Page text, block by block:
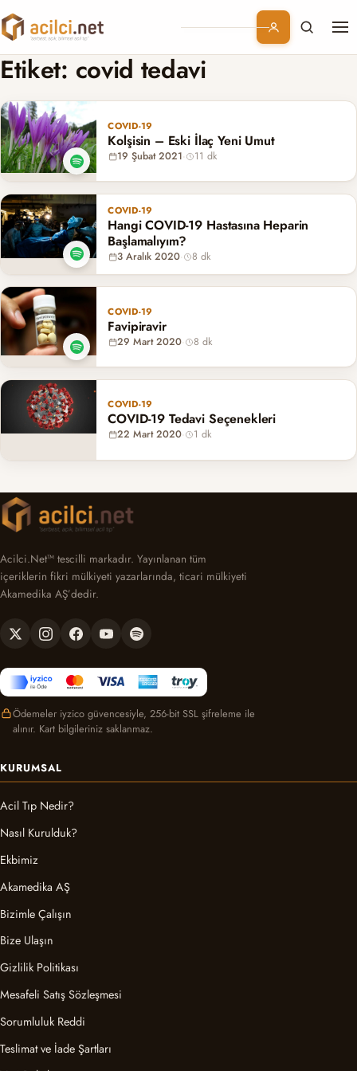
Branşlar
Konular
Kurumsal
Abonelik
Etiket: covid tedavi
COVID-19
Kolşisin – Eski İlaç Yeni Umut
19 Şubat 2021· 11 dk
COVID-19
Hangi COVID-19 Hastasına Heparin
Başlamalıyım?
3 Aralık 2020· 8 dk
COVID-19
Favipiravir
29 Mart 2020· 8 dk
COVID-19
COVID-19 Tedavi Seçenekleri
22 Mart 2020· 1 dk
Acilci.Net™ tescilli markadır. Yayınlanan tüm
içeriklerin fikri mülkiyeti yazarlarında, ticari mülkiyeti
Akamedika AŞ’dedir.
Ödemeler iyzico güvencesiyle, 256-bit SSL şifreleme ile
alınır. Kart bilgileriniz saklanmaz.
KURUMSAL
Acil Tıp Nedir?
Nasıl Kurulduk?
Ekbimiz
Akamedika AŞ
Bizimle Çalışın
Bize Ulaşın
Gizlilik Politikası
Mesafeli Satış Sözleşmesi
Sorumluluk Reddi
Teslimat ve İade Şartları